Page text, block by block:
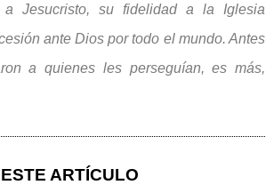
a Jesucristo, su fidelidad a la Iglesia
ante Dios por todo el mundo. Antes
a quienes les perseguían, es más,
ARTÍCULO